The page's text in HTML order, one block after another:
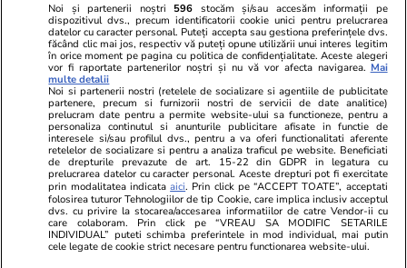
Wowbiz.ro
Doliu în Armata României. Pilotul
militar Mihai Vîrdol a murit în
urma unui grav accident de
motocicletă
Redactia.ro
Atentie!
deschide
Zodiile care
Noi și partenerii noștri 596 stocăm și/sau accesăm informații pe
dispozitivul dvs., precum identificatorii cookie unici pentru prelucrarea
datelor cu caracter personal. Puteți accepta sau gestiona preferințele dvs.
făcând clic mai jos, respectiv vă puteți opune utilizării unui interes legitim
în orice moment pe pagina cu politica de confidențialitate. Aceste alegeri
vor fi raportate partenerilor noștri și nu vă vor afecta navigarea. Mai
multe detalii
Noi si partenerii nostri (retelele de socializare si agentiile de publicitate
partenere, precum si furnizorii nostri de servicii de date analitice)
prelucram date pentru a permite website-ului sa functioneze, pentru a
personaliza continutul si anunturile publicitare afisate in functie de
interesele si/sau profilul dvs., pentru a va oferi functionalitati aferente
retelelor de socializare si pentru a analiza traficul pe website. Beneficiati
de drepturile prevazute de art. 15-22 din GDPR in legatura cu
prelucrarea datelor cu caracter personal. Aceste drepturi pot fi exercitate
prin modalitatea indicataaici. Prin click pe “ACCEPT TOATE”, acceptati
folosirea tuturor Tehnologiilor de tip Cookie, care implica inclusiv acceptul
dvs. cu privire la stocarea/accesarea informatiilor de catre Vendor-ii cu
care colaboram. Prin click pe “VREAU SA MODIFIC SETARILE
INDIVIDUAL” puteti schimba preferintele in mod individual, mai putin
cele legate de cookie strict necesare pentru functionarea website-ului.